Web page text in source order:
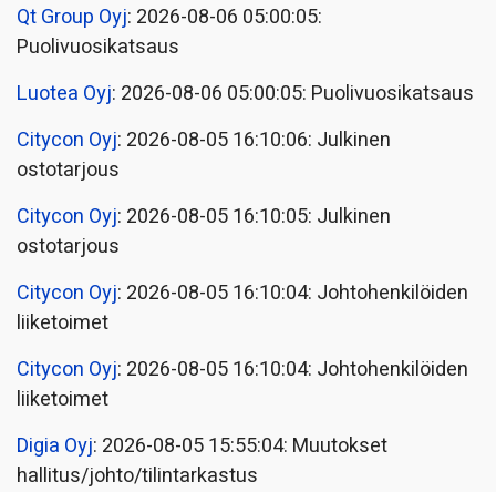
Qt Group Oyj: 2026-08-06 05:00:05:
Puolivuosikatsaus
Luotea Oyj: 2026-08-06 05:00:05: Puolivuosikatsaus
Citycon Oyj: 2026-08-05 16:10:06: Julkinen
ostotarjous
Citycon Oyj: 2026-08-05 16:10:05: Julkinen
ostotarjous
Citycon Oyj: 2026-08-05 16:10:04: Johtohenkilöiden
liiketoimet
Citycon Oyj: 2026-08-05 16:10:04: Johtohenkilöiden
liiketoimet
Digia Oyj: 2026-08-05 15:55:04: Muutokset
hallitus/johto/tilintarkastus